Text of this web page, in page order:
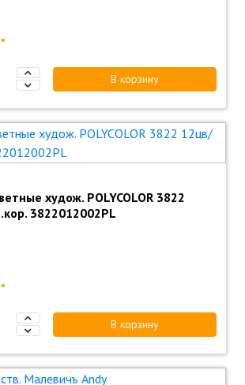
В корзину
худож. POLYCOLOR 3822
3822012002PL
В корзину